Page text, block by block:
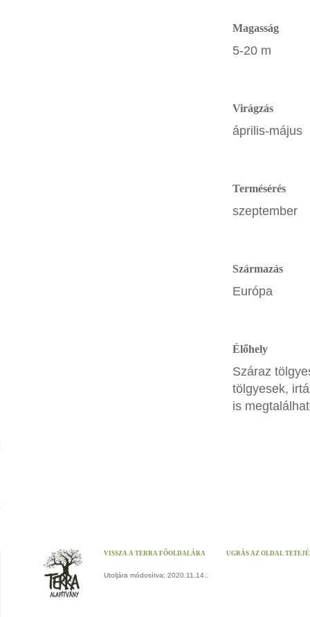
Magasság
5-20 m
Virágzás
április-május
Termésérés
szeptember
Származás
Európa
Élőhely
Száraz
tölgyesek,
is
VISSZA A TERRA FŐOLDALÁRA UGRÁS AZ OLDAL
Utoljára módosítva: 2020.11.14..